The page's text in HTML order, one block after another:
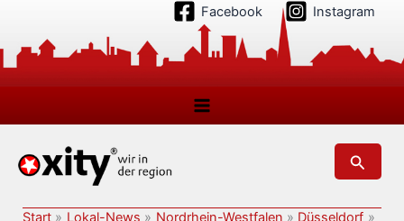
springen
Facebook Instagram
Suchen
Start Lokal-News Nordrhein-Westfalen
Düsseldorf